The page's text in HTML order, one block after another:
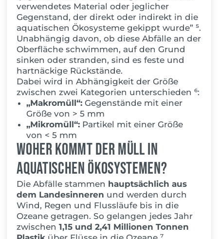
verwendetes Material oder jeglicher
Gegenstand, der direkt oder indirekt in die
aquatischen Ökosysteme gekippt wurde” ⁵.
Unabhängig davon, ob diese Abfälle an der
Oberfläche schwimmen, auf den Grund
sinken oder stranden, sind es feste und
hartnäckige Rückstände.
Dabei wird in Abhängigkeit der Größe
zwischen zwei Kategorien unterschieden ⁶:
„Makromüll“: Gegenstände mit einer
Größe von > 5 mm
„Mikromüll“: Partikel mit einer Größe
von < 5 mm
Woher kommt der Müll in
aquatischen Ökosystemen?
Die Abfälle stammen hauptsächlich aus
dem Landesinneren und werden durch
Wind, Regen und Flussläufe bis in die
Ozeane getragen. So gelangen jedes Jahr
zwischen1,15 und 2,41 Millionen Tonnen